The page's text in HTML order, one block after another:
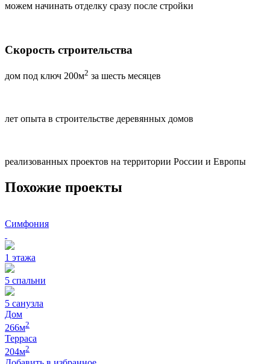
можем начинать отделку сразу после стройки
Скорость строительства
дом под ключ 200м2 за шесть месяцев
лет опыта в строительстве деревянных домов
реализованных проектов на территории России и Европы
Похожие проекты
Симфония
1 этажа
5 спальни
5 санузла
Дом
266м2
Терраса
204м2